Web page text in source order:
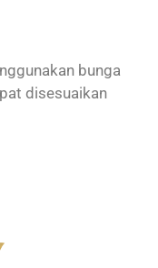
bunga
disesuaikan